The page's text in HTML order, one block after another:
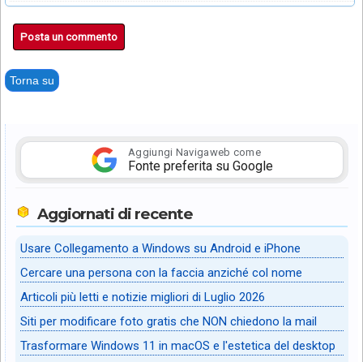
Posta un commento
Torna su
Aggiungi Navigaweb come
Fonte preferita su Google
Aggiornati di recente
Usare Collegamento a Windows su Android e iPhone
Cercare una persona con la faccia anziché col nome
Articoli più letti e notizie migliori di Luglio 2026
Siti per modificare foto gratis che NON chiedono la mail
Trasformare Windows 11 in macOS e l'estetica del desktop